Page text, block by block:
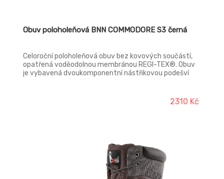
Obuv poloholeňová BNN COMMODORE S3 černá
Celoroční poloholeňová obuv bez kovových součástí,
opatřená voděodolnou membránou REGI-TEX®. Obuv
je vybavená dvoukomponentní nástřikovou podešví
grain leather hydrofobní Podšívka: membrána REGI-
TEX® Stélka: WARRIOR trojkomponentní anatomická
2310 Kč